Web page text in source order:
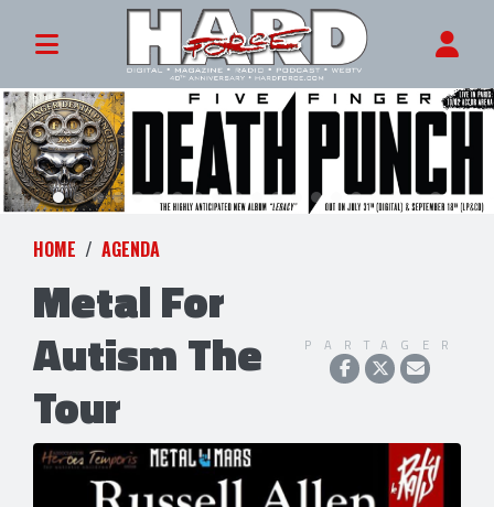
HOME AGENDA
Metal For
Autism The
Tour
PARTAGER